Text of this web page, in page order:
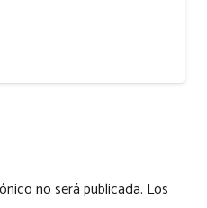
no será publicada. Los